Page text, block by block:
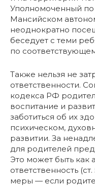
Уполномоченный
Мансийском
неоднократно
беседует с теми
по
Также нельзя не
ответственности.
кодекса РФ
воспитание и
заботиться об их
психическом,
развитии. За
для родителей
Это может быть как
ответственность
меры — если